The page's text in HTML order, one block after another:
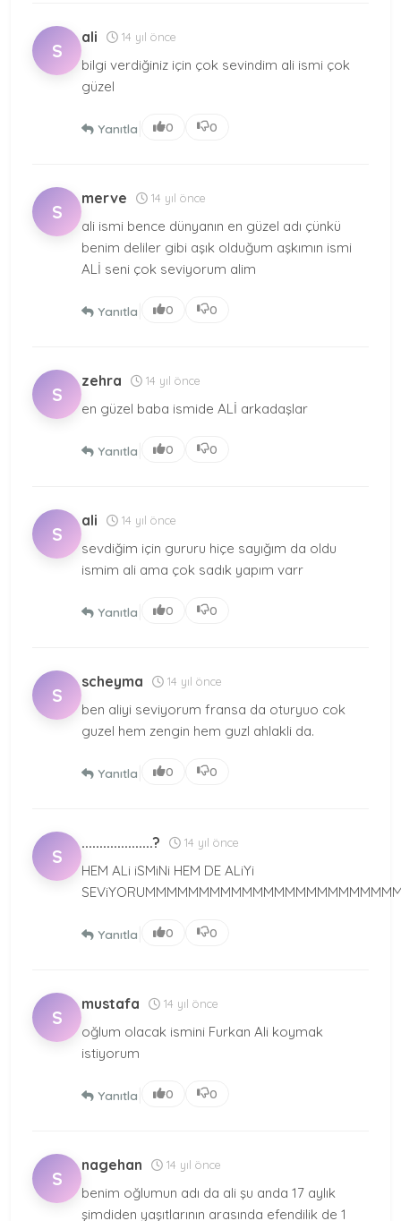
S
ali 14 yıl önce
bilgi verdiğiniz için çok sevindim ali ismi çok
güzel
Yanıtla 0 0
S
merve 14 yıl önce
ali ismi bence dünyanın en güzel adı çünkü
benim deliler gibi aşık olduğum aşkımın ismi
ALİ seni çok seviyorum alim
Yanıtla 0 0
S
zehra 14 yıl önce
en güzel baba ismide ALİ arkadaşlar
Yanıtla 0 0
S
ali 14 yıl önce
sevdiğim için gururu hiçe sayığım da oldu
ismim ali ama çok sadık yapım varr
Yanıtla 0 0
S
scheyma 14 yıl önce
ben aliyi seviyorum fransa da oturyuo cok
guzel hem zengin hem guzl ahlakli da.
Yanıtla 0 0
S
....................? 14 yıl önce
HEM ALi iSMiNi HEM DE ALiYi
Yanıtla 0 0
S
mustafa 14 yıl önce
oğlum olacak ismini Furkan Ali koymak
istiyorum
Yanıtla 0 0
S
nagehan 14 yıl önce
benim oğlumun adı da ali şu anda 17 aylık
şimdiden yaşıtlarının arasında efendilik de 1